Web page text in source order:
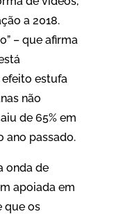
a 2018.
– que afirma
estufa
não
de 65% em
ano passado.
onda de
apoiada em
que os